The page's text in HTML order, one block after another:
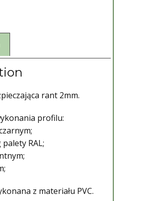
rant 2mm.
profilu:
RAL;
z materiału PVC.